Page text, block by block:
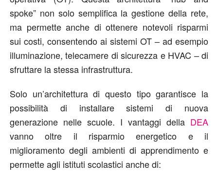
spoke” non solo semplifica la gestione della rete,
ma permette anche di ottenere notevoli risparmi
sui costi, consentendo ai sistemi OT – ad esempio
illuminazione, telecamere di sicurezza e HVAC – di
sfruttare la stessa infrastruttura.
Solo un’architettura di questo tipo garantisce la
possibilità di installare sistemi di nuova
generazione nelle scuole. I vantaggi della DEA
vanno oltre il risparmio energetico e il
miglioramento degli ambienti di apprendimento e
permette agli istituti scolastici anche di: